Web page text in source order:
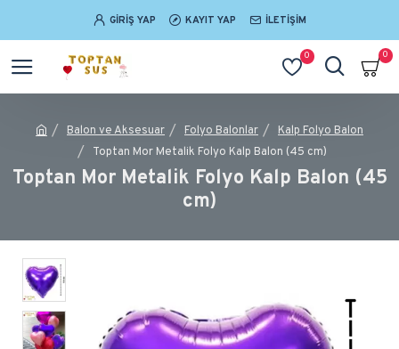
GIRIŞ YAP KAYIT YAP İLETIŞIM
0 0
Balon ve Aksesuar Folyo Balonlar
Kalp Folyo Balon
Toptan Mor Metalik Folyo Kalp Balon (45 cm)
Toptan Mor Metalik Folyo Kalp Balon (45
cm)